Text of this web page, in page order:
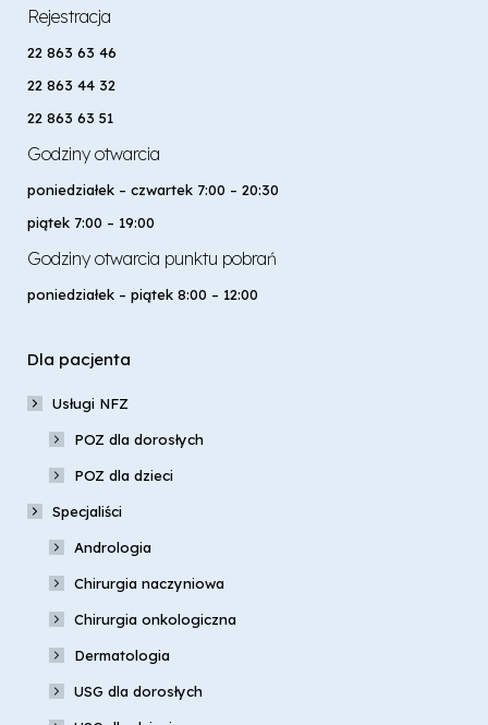
Rejestracja
22 863 63 46
22 863 44 32
22 863 63 51
Godziny otwarcia
poniedziałek – czwartek 7:00 – 20:30
piątek 7:00 – 19:00
Godziny otwarcia punktu pobrań
poniedziałek – piątek 8:00 – 12:00
Dla pacjenta
Usługi NFZ
POZ dla dorosłych
POZ dla dzieci
Specjaliści
Andrologia
Chirurgia naczyniowa
Chirurgia onkologiczna
Dermatologia
USG dla dorosłych